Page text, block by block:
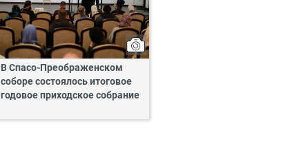
В Спасо-Преображенском
соборе состоялось итоговое
годовое приходское собрание